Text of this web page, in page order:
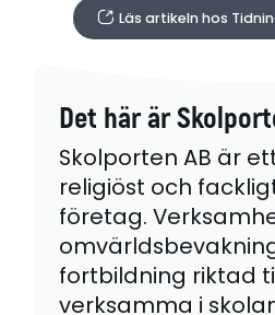
Läs artikeln hos
Det här är
Skolporten AB är
religiöst och
företag.
fortbildning riktad
verksamma i